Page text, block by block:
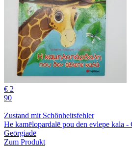
€ 2
90
Zustand mit Schönheitsfehler
He kamēlopardalē pou den evlepe kala -
Geōrgiadē
Zum Produkt